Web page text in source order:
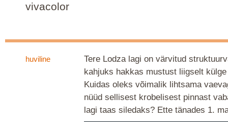
vivacolor
huviline
Tere Lodza lagi on värvitud
kahjuks hakkas mustust liigselt
Kuidas oleks võimalik lihtsama
nüüd sellisest krobelisest pinnast
lagi taas siledaks? Ette tänades 1.